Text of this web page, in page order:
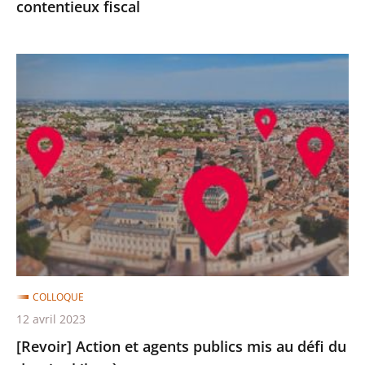
contentieux fiscal
et
agents
publics
mis
au
défi
dernier
kilomètre
[Revoir] Action et agents publics mis au défi du
COLLOQUE
12 avril 2023